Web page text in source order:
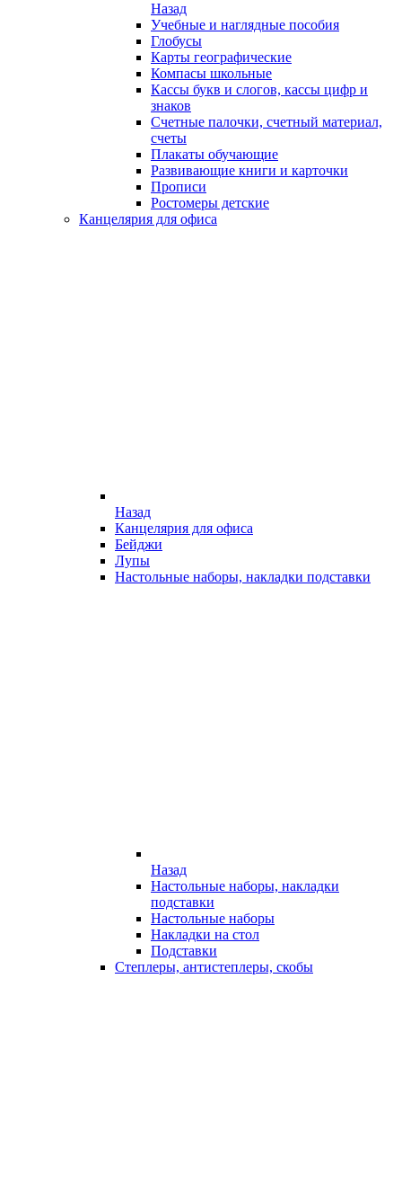
Назад
Учебные и наглядные пособия
Глобусы
Карты географические
Компасы школьные
Кассы букв и слогов, кассы цифр и
знаков
Счетные палочки, счетный материал,
счеты
Плакаты обучающие
Развивающие книги и карточки
Прописи
Ростомеры детские
Канцелярия для офиса
Назад
Канцелярия для офиса
Бейджи
Лупы
Настольные наборы, накладки подставки
Назад
Настольные наборы, накладки
подставки
Настольные наборы
Накладки на стол
Подставки
Степлеры, антистеплеры, скобы